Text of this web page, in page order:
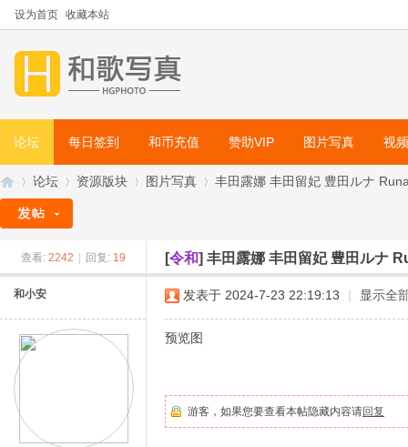
设为首页 收藏本站
论坛 每日签到 和币充值 赞助VIP 图片写真 视
»
论坛
›
资源版块 图片写真 丰田露娜 丰田留妃 豊田ルナ
查看: 2242 回复: 19 [令和] 丰田露娜 丰田留妃 豊田ルナ
和小安 发表于 2024-7-23 22:19:13 | 显示全
预览图
游客，如果您要查看本帖隐藏内容请回复